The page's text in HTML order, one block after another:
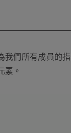
們所有成員的
素。